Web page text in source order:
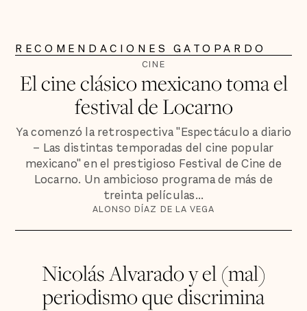
RECOMENDACIONES GATOPARDO
CINE
El cine clásico mexicano toma el
festival de Locarno
Ya comenzó la retrospectiva "Espectáculo a diario
– Las distintas temporadas del cine popular
mexicano" en el prestigioso Festival de Cine de
Locarno. Un ambicioso programa de más de
treinta películas...
ALONSO DÍAZ DE LA VEGA
Nicolás Alvarado y el (mal)
periodismo que discrimina